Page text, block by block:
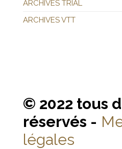
ARCHIVES TRIAL
ARCHIVES VTT
© 2022 tous
réservés -
légales